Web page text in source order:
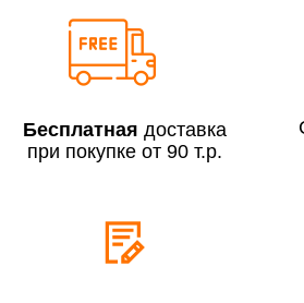
Свыше 300 000 руб.
Сборка по Московской области при
До 300 000 руб.
Бесплатная доставка
при покупке от 90 т.р.